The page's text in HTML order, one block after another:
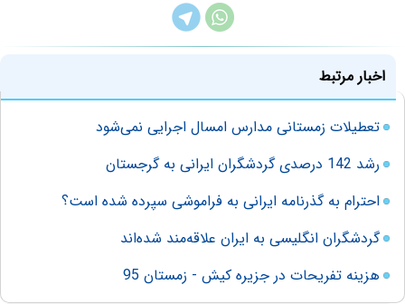
اخبار مرتبط
تعطیلات زمستانی مدارس امسال اجرایی نمی‌شود
رشد 142 درصدی گردشگران ایرانی به گرجستان
احترام به گذرنامه ایرانی به فراموشی سپرده شده است؟
گردشگران انگلیسی به ایران علاقه‌مند شده‌اند
هزینه تفریحات در جزیره کیش - زمستان 95